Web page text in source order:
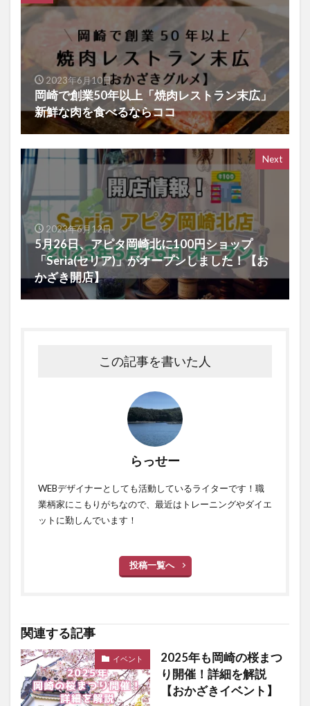
2023年6月10日
岡崎で創業50年以上「焼肉レストラン末広」
新鮮な肉を食べるならココ
Next
2023年6月12日
5月26日、アピタ岡崎北に100円ショップ
「Seria(セリア)」がオープンしました！【お
かざき開店】
この記事を書いた人
らっせー
WEBデザイナーとしても活動しているライターです！職
業柄家にこもりがちなので、最近はトレーニングやダイエ
ットに勤しんでいます！
投稿一覧へ
関連する記事
イベント
2025年も岡崎の桜まつ
り開催！詳細を解説
【おかざきイベント】